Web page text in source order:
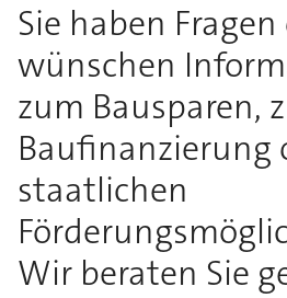
Sie haben
wünschen
zum Bausparen,
Baufinanzierung
staatlichen
Wir beraten Sie